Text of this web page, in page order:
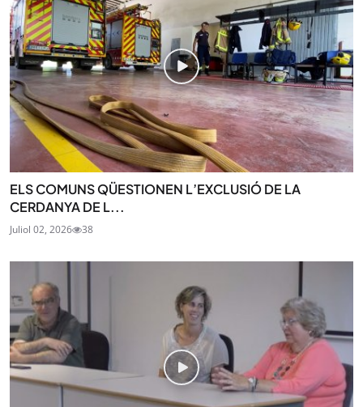
ELS COMUNS QÜESTIONEN L’EXCLUSIÓ DE LA
CERDANYA DE L...
Juliol 02, 2026 38